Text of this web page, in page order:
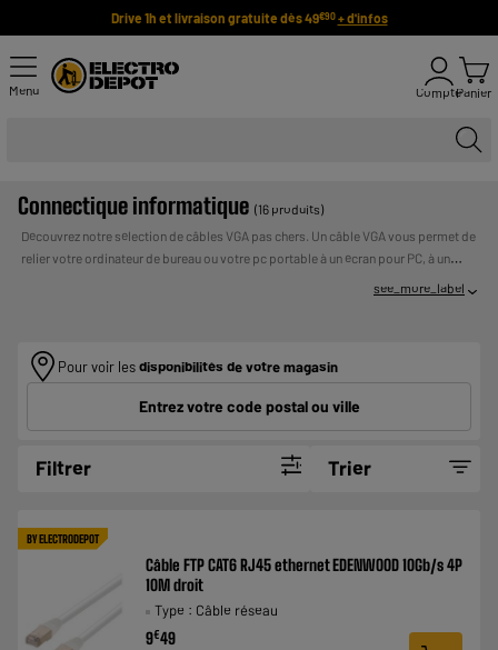
Drive 1h et livraison gratuite dès 49€90 + d'infos
Menu ComptePanier
Connectique informatique (16 produits)
Découvrez notre sélection de câbles VGA pas chers. Un câble VGA vous permet de
relier votre ordinateur de bureau ou votre pc portable à un écran pour PC, à un
vidéoprojecteur ou encore à un téléviseur si ce dernier est équipé d'un connecteur
VOUS ENGAGER.
see_more_label
Pour voir lesdisponibilités de votre magasin
Entrez votre code postal ou ville
Filtrer Trier
BY ELECTRODEPOT
Câble FTP CAT6 RJ45 ethernet EDENWOOD 10Gb/s 4P
10M droit
Type : Câble réseau
9€49